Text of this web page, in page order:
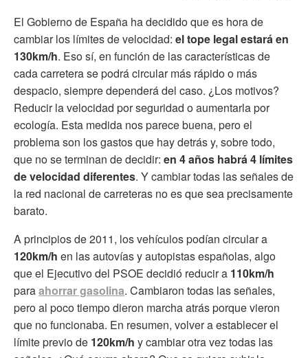
El Gobierno de España ha decidido que es hora de
cambiar los límites de velocidad: el tope legal estará en
130km/h. Eso sí, en función de las características de
cada carretera se podrá circular más rápido o más
despacio, siempre dependerá del caso. ¿Los motivos?
Reducir la velocidad por seguridad o aumentarla por
ecología. Esta medida nos parece buena, pero el
problema son los gastos que hay detrás y, sobre todo,
que no se terminan de decidir: en 4 años habrá 4 límites
de velocidad diferentes. Y cambiar todas las señales de
la red nacional de carreteras no es que sea precisamente
barato.
A principios de 2011, los vehículos podían circular a
120km/h en las autovías y autopistas españolas, algo
que el Ejecutivo del PSOE decidió reducir a 110km/h
paraahorrar gasolina. Cambiaron todas las señales,
pero al poco tiempo dieron marcha atrás porque vieron
que no funcionaba. En resumen, volver a establecer el
límite previo de 120km/h y cambiar otra vez todas las